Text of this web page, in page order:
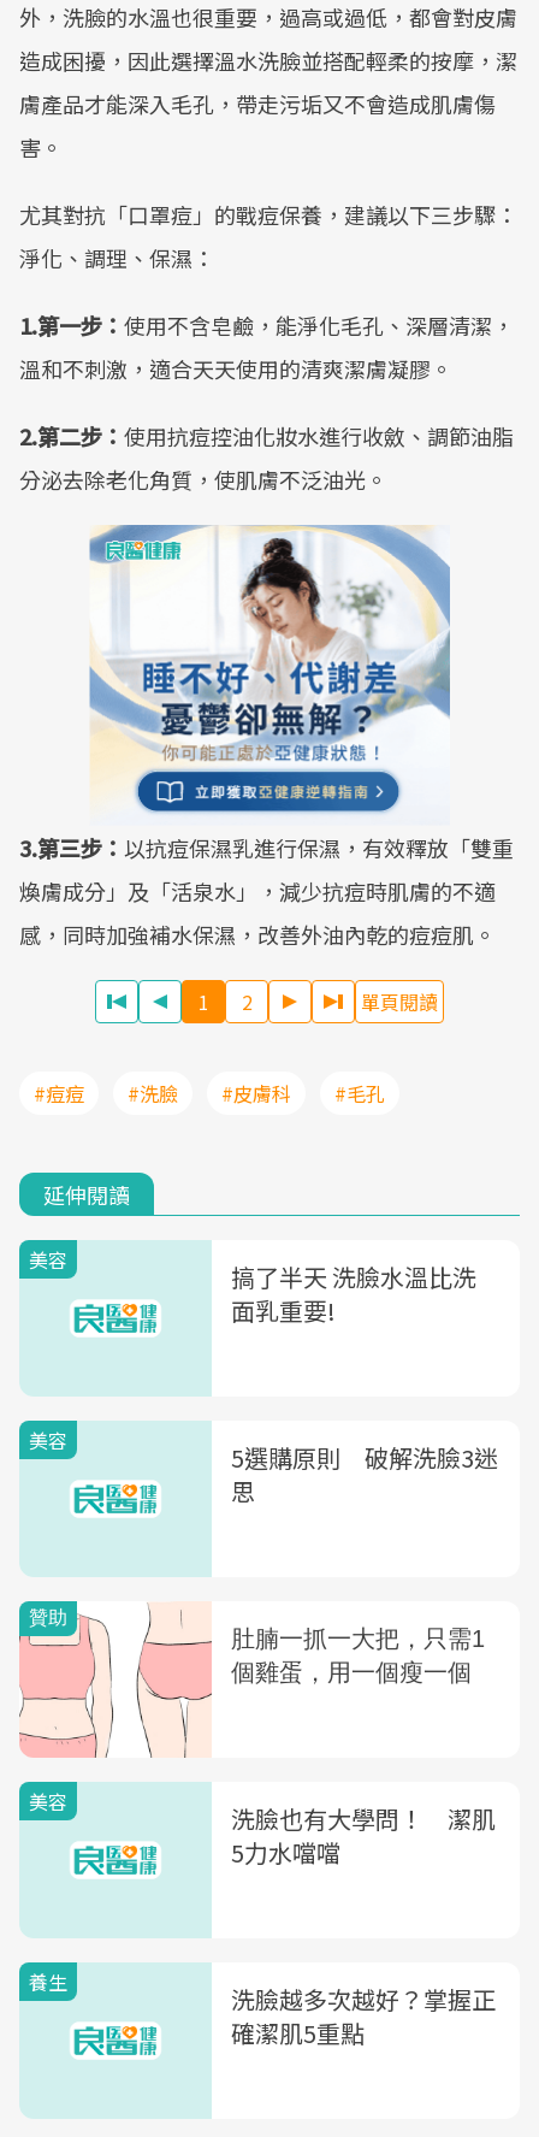
外，洗臉的水溫也很重要，過高或過低，都會對皮膚
造成困擾，因此選擇溫水洗臉並搭配輕柔的按摩，潔
膚產品才能深入毛孔，帶走污垢又不會造成肌膚傷
害。
尤其對抗「口罩痘」的戰痘保養，建議以下三步驟：
淨化、調理、保濕：
1.第一步： 使用不含皂鹼，能淨化毛孔、深層清潔，
溫和不刺激，適合天天使用的清爽潔膚凝膠。
2.第二步： 使用抗痘控油化妝水進行收斂、調節油脂
分泌去除老化角質，使肌膚不泛油光。
3.第三步： 以抗痘保濕乳進行保濕，有效釋放「雙重
煥膚成分」及「活泉水」，減少抗痘時肌膚的不適
感，同時加強補水保濕，改善外油內乾的痘痘肌。
1 2 單頁閱讀
#痘痘 #洗臉 #皮膚科 #毛孔
延伸閱讀
美容
搞了半天 洗臉水溫比洗
面乳重要!
美容
5選購原則 破解洗臉3迷
思
美容
洗臉也有大學問！ 潔肌
5力水噹噹
養生
洗臉越多次越好？掌握正
確潔肌5重點